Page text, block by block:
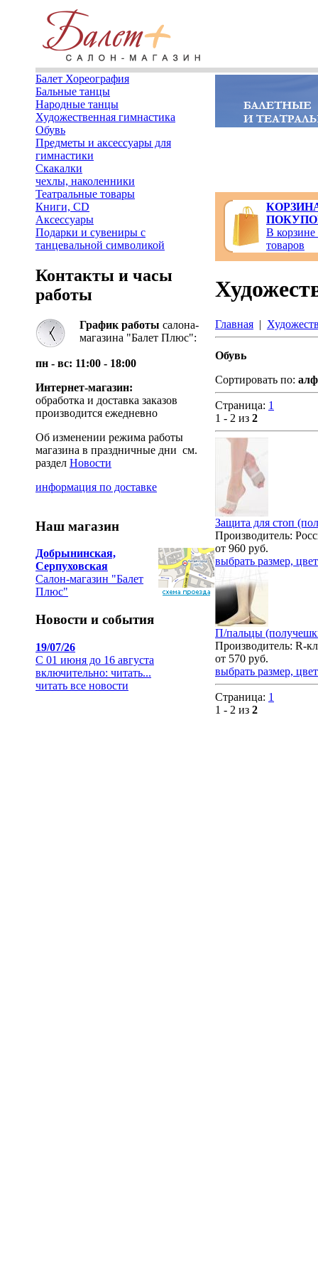
Балет Хореография
Бальные танцы
Народные танцы
Художественная гимнастика
Обувь
Предметы и аксессуары для
гимнастики
Скакалки
чехлы, наколенники
Театральные товары
Книги, CD
Аксессуары
Подарки и сувениры с
танцевальной символикой
Контакты и часы
работы
График работы салона-
магазина "Балет Плюс":
пн - вс: 11:00 - 18:00
Интернет-магазин:
обработка и доставка заказов
производится ежедневно
Об изменении режима работы
магазина в праздничные дни см.
раздел Новости
информация по доставке
Наш магазин
Добрынинская,
Серпуховская
Салон-магазин "Балет
Плюс"
Новости и события
19/07/26
С 01 июня до 16 августа
включительно: читать...
читать все новости
В корзине
товаров
Главная |
Обувь
Сортировать по:
Страница: 1
1 - 2 из 2
Защита для стоп
Производитель:
от 960 руб.
выбрать размер, цвет
П/пальцы
Производитель: R-
от 570 руб.
выбрать размер, цвет
Страница: 1
1 - 2 из 2